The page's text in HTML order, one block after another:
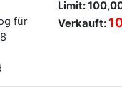
für
Limit:
Verkauft: